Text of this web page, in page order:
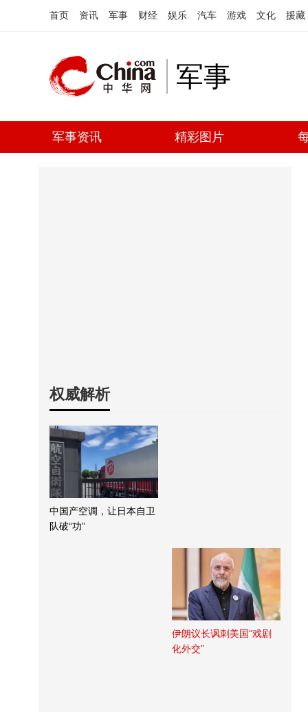
首页 资讯 军事 财经 娱乐 汽车 游戏 文化 援藏
军事
军事资讯 精彩图片
权威解析
中国产空调，让日本自卫
队破“功”
伊朗议长讽刺美国“戏剧
化外交”